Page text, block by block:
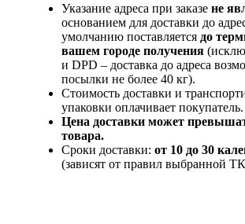
Указание адреса при заказе не
основанием для доставки до
умолчанию поставляется до
вашем городе получения
и DPD – доставка до адреса
посылки не более 40 кг).
Стоимость доставки и
упаковки оплачивает покупатель.
Цена доставки может
товара.
Сроки доставки: от 10 до 30
(зависят от правил выбранной